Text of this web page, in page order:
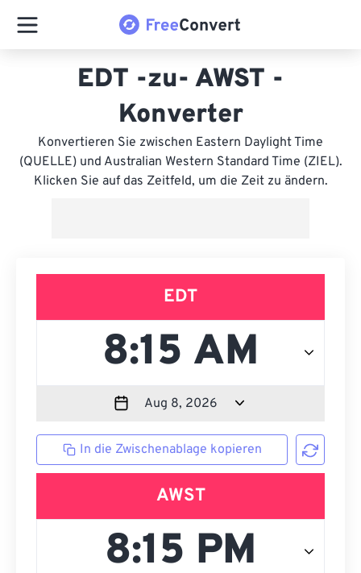
EDT -zu- AWST -
Konverter
Konvertieren Sie zwischen Eastern Daylight Time
(QUELLE) und Australian Western Standard Time (ZIEL).
Klicken Sie auf das Zeitfeld, um die Zeit zu ändern.
EDT
In die Zwischenablage kopieren
AWST